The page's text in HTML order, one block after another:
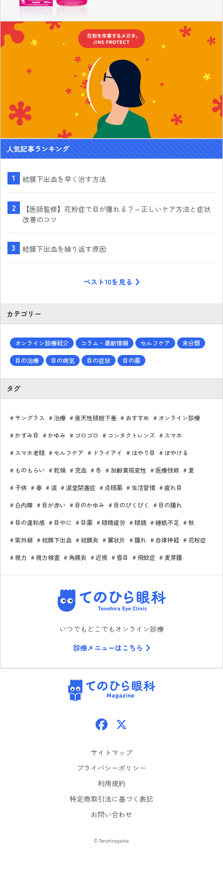
人気記事ランキング
結膜下出血を早く治す方法
【医師監修】花粉症で目が腫れる？～正しいケア方法と症状
改善のコツ
結膜下出血を繰り返す原因
ベスト10を見る
カテゴリー
オンライン診療紹介 コラム・最新情報 セルフケア 未分類
目の治療 目の病気 目の症状 目の薬
タグ
サングラス 治療 後天性眼瞼下垂 おすすめ オンライン診療
かすみ目 かゆみ ゴロゴロ コンタクトレンズ スマホ
スマホ老眼 セルフケア ドライアイ はやり目 ぼやける
ものもらい 乾燥 充血 冬 加齢黄斑変性 医療技術 夏
子供 春 涙 涙堂閉塞症 点眼薬 生活習慣 疲れ目
白内障 目が赤い 目のかゆみ 目のぴくぴく 目の腫れ
目の違和感 目やに 目薬 眼精疲労 眼鏡 睡眠不足 秋
紫外線 結膜下出血 結膜炎 翼状片 腫れ 自律神経 花粉症
視力 視力検査 角膜炎 近視 雪目 飛蚊症 麦芽腫
てのひら眼科
いつでもどこでもオンライン診療
診療メニューはこちら
てのひら眼科
Facebook
サイトマップ
プライバシーポリシー
利用規約
特定商取引法に基づく表記
お問い合わせ
© Tenohiraganka